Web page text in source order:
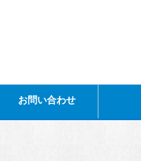
お問い合わせ